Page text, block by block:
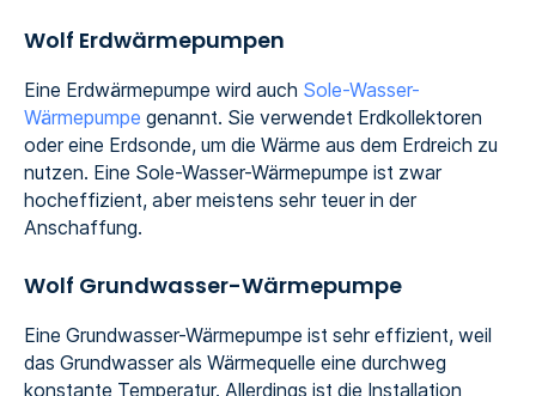
Wolf Erdwärmepumpen
Eine Erdwärmepumpe wird auch Sole-Wasser-
Wärmepumpe genannt. Sie verwendet Erdkollektoren
oder eine Erdsonde, um die Wärme aus dem Erdreich zu
nutzen. Eine Sole-Wasser-Wärmepumpe ist zwar
hocheffizient, aber meistens sehr teuer in der
Anschaffung.
Wolf Grundwasser-Wärmepumpe
Eine Grundwasser-Wärmepumpe ist sehr effizient, weil
das Grundwasser als Wärmequelle eine durchweg
konstante Temperatur. Allerdings ist die Installation